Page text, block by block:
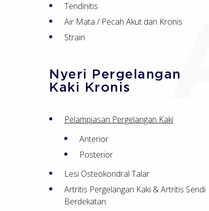
Tendinitis
Air Mata / Pecah Akut dan Kronis
Strain
Nyeri Pergelangan
Kaki Kronis
Pelampiasan Pergelangan Kaki
Anterior
Posterior
Lesi Osteokondral Talar
Artritis Pergelangan Kaki & Artritis Sendi
Berdekatan